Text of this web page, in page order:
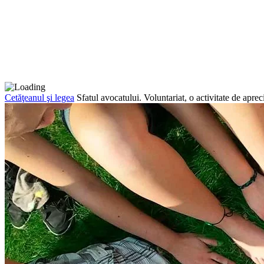
Cetăţeanul şi legea Sfatul avocatului. Voluntariat, o activitate de